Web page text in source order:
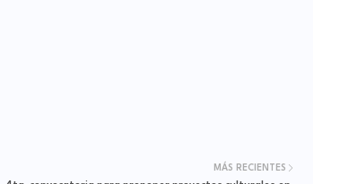
MÁS RECIENTES